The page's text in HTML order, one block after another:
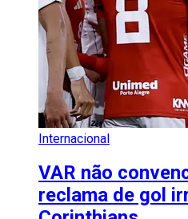
Internacional
VAR não
reclama de gol